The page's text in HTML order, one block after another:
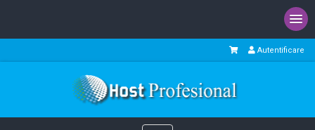
Autentificare